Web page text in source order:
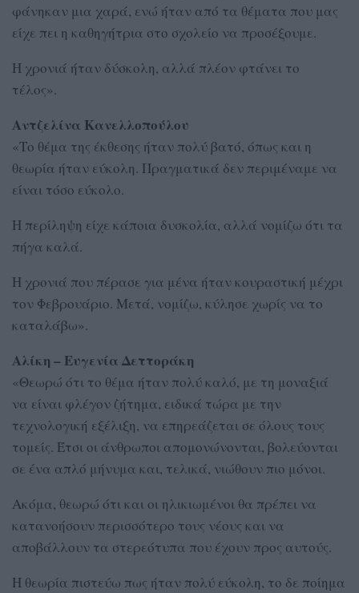
φάνηκαν μια χαρά, ενώ ήταν από τα θέματα που μας
είχε πει η καθηγήτρια στο σχολείο να προσέξουμε.
Η χρονιά ήταν δύσκολη, αλλά πλέον φτάνει το
τέλος».
Αντζελίνα Κανελλοπούλου
«Το θέμα της έκθεσης ήταν πολύ βατό, όπως και η
θεωρία ήταν εύκολη. Πραγματικά δεν περιμέναμε να
είναι τόσο εύκολο.
Η περίληψη είχε κάποια δυσκολία, αλλά νομίζω ότι τα
πήγα καλά.
Η χρονιά που πέρασε για μένα ήταν κουραστική μέχρι
τον Φεβρουάριο. Μετά, νομίζω, κύλησε χωρίς να το
καταλάβω».
Αλίκη – Ευγενία Δεττοράκη
«Θεωρώ ότι το θέμα ήταν πολύ καλό, με τη μοναξιά
να είναι φλέγον ζήτημα, ειδικά τώρα με την
τεχνολογική εξέλιξη, να επηρεάζεται σε όλους τους
τομείς. Έτσι οι άνθρωποι απομονώνονται, βολεύονται
σε ένα απλό μήνυμα και, τελικά, νιώθουν πιο μόνοι.
Ακόμα, θεωρώ ότι και οι ηλικιωμένοι θα πρέπει να
κατανοήσουν περισσότερο τους νέους και να
αποβάλλουν τα στερεότυπα που έχουν προς αυτούς.
Η θεωρία πιστεύω πως ήταν πολύ εύκολη, το δε ποίημα